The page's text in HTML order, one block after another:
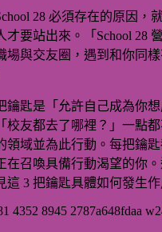
28 必須存在的原因，
才要站出來。「School 28
場與交友圈，遇到和你同
鑰匙是「允許自己成為你
校友都去了哪裡？」一點
領域並為此行動。每把鑰匙
在召喚具備行動渴望的你
這 3 把鑰匙具體如何發生作